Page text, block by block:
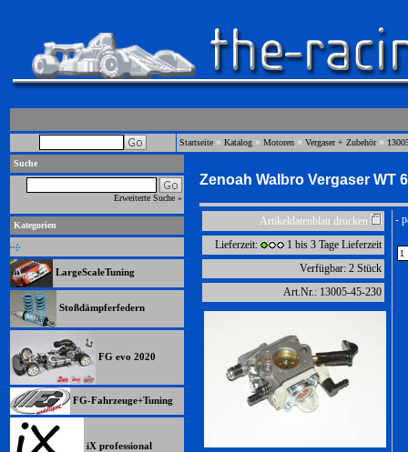
Startseite » Katalog » Motoren » Vergaser + Zubehör»
Suche
Erweiterte Suche »
Kategorien
LargeScaleTuning
Stoßdämpferfedern
FG evo 2020
FG-Fahrzeuge+Tuning
iX professional
Zenoah Walbro Vergaser WT
Artikeldatenblatt drucken
Lieferzeit:
1 bis 3 Tage Lieferzeit
Verfügbar: 2 Stück
Art.Nr.: 13005-45-230
-